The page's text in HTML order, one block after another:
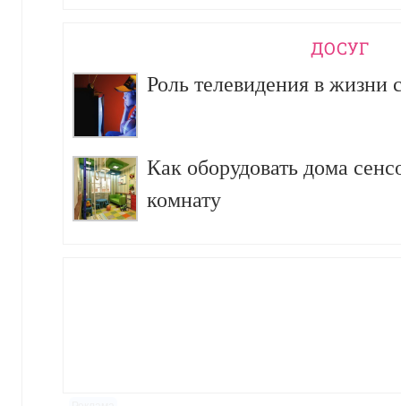
ДОСУГ
Роль телевидения в жизни
Как оборудовать дома
комнату